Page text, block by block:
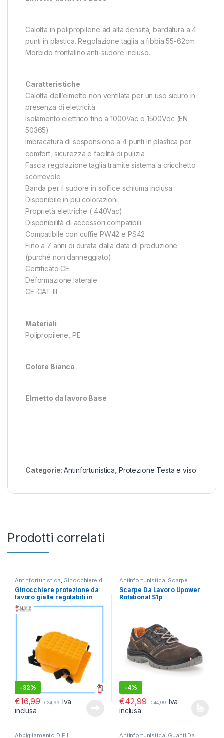
Calotta in polipropilene ad alta densità, bardatura a 4
punti in plastica. Regolazione taglia a fibbia 55-62cm.
Morbido frontalino anti-sudore incluso.
Caratteristiche
Calotta dell’elmetto non ventilata per un uso sicuro in
presenza di elettricità
Isolamento elettrico fino a 1000Vac o 1500Vdc (EN
50365)
Imbracatura di sospensione a 4 punti in plastica per
comfort, sicurezza e facilità di pulizia
Fascia regolazione taglia tramite sistema a cricchetto
scorrevole
Banda per il sudore in soffice schiuma inclusa
Disponibile in più colorazioni
Proprietà elettriche ( 440Vac)
Disponibilità di accessori compatibili
Compatibile con cuffie PW42 e PS42
Fino a 7 anni di durata dalla data di produzione
(purché non danneggiato)
Certificato CE
Deformazione laterale
CE-CAT III
Materiali
Polipropilene, PE
Colore Bianco
Elmetto da lavoro Base
Categorie:Antinfortunistica Protezione Testa e viso
Prodotti correlati
Antinfortunistica Ginocchiere di
Protezione
Ginocchiere protezione da
lavoro gialle regolabili in
poliuretano professionali
-32%
€16,99 €24,99 Iva
inclusa
Antinfortunistica Scarpe
Antinfortunistiche
Scarpe Da Lavoro Upower
Rotational S1p
-4%
€42,99 €44,99 Iva
inclusa
Questo prodotto ha più
Abbigliamento D.P.I Antinfortunistica Guanti Da